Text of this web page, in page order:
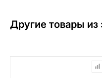
Другие товары из